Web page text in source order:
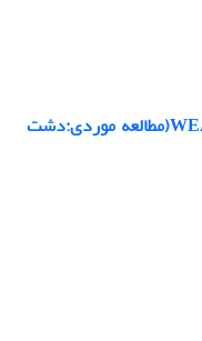
ارزیابی سناریوهای تغذیه مصنوعی و پخش سیلاب در راستای مدیریت یکپارچه منابع آب سطحی و زیرزمینی بااستفاده از مدل WEAP(مطالعه موردی:دشت